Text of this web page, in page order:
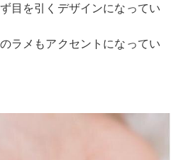
目を引くデザインになってい
ラメもアクセントになってい